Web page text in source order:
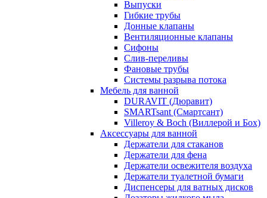
Выпуски
Гибкие трубы
Донные клапаны
Вентиляционные клапаны
Сифоны
Слив-переливы
Фановые трубы
Системы разрыва потока
Мебель для ванной
DURAVIT (Дюравит)
SMARTsant (Смартсант)
Villeroy & Boch (Виллерой и Бох)
Аксессуары для ванной
Держатели для стаканов
Держатели для фена
Держатели освежителя воздуха
Держатели туалетной бумаги
Диспенсеры для ватных дисков